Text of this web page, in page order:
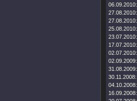
06.09.2010:
27.08.2010:
27.08.2010:
25.08.2010:
23.07.2010:
17.07.2010:
02.07.2010:
02.09.2009:
31.08.2009:
30.11.2008:
04.10.2008:
16.09.2008: